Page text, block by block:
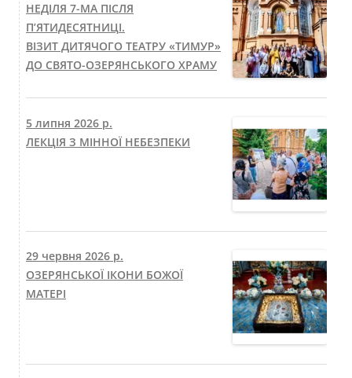
НЕДІЛЯ 7-МА ПІСЛЯ
П’ЯТИДЕСЯТНИЦІ.
ВІЗИТ ДИТЯЧОГО ТЕАТРУ «ТИМУР»
ДО СВЯТО-ОЗЕРЯНСЬКОГО ХРАМУ
5 липня 2026 р.
ЛЕКЦІЯ З МІННОЇ НЕБЕЗПЕКИ
29 червня 2026 р.
ОЗЕРЯНСЬКОЇ ІКОНИ БОЖОЇ
МАТЕРІ